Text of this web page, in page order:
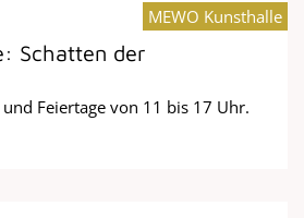
Schatten der
Feiertage von 11 bis 17 Uhr.
MEWO Kunsthalle